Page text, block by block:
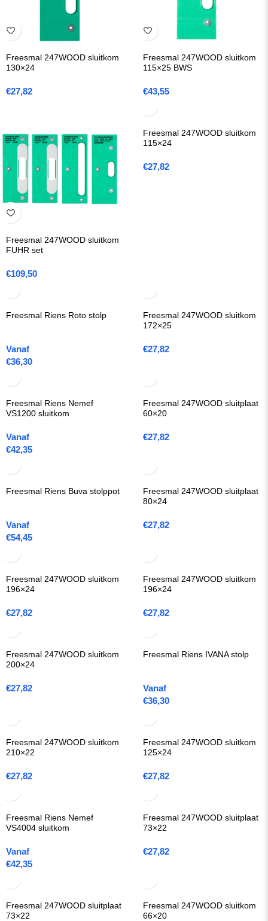
Freesmal 247WOOD sluitkom
130×24
€27,82
Freesmal 247WOOD sluitkom
115×25 BWS
€43,55
Freesmal 247WOOD sluitkom
FUHR set
€109,50
Freesmal 247WOOD sluitkom
115×24
€27,82
Freesmal Riens Roto stolp
Vanaf
€36,30
Freesmal 247WOOD sluitkom
172×25
€27,82
Freesmal Riens Nemef
VS1200 sluitkom
Vanaf
€42,35
Freesmal 247WOOD sluitplaat
60×20
€27,82
Freesmal Riens Buva stolppot
Vanaf
€54,45
Freesmal 247WOOD sluitplaat
80×24
€27,82
Freesmal 247WOOD sluitkom
196×24
€27,82
Freesmal 247WOOD sluitkom
196×24
€27,82
Freesmal 247WOOD sluitkom
200×24
€27,82
Freesmal Riens IVANA stolp
Vanaf
€36,30
Freesmal 247WOOD sluitkom
210×22
€27,82
Freesmal 247WOOD sluitkom
125×24
€27,82
Freesmal Riens Nemef
VS4004 sluitkom
Vanaf
€42,35
Freesmal 247WOOD sluitplaat
73×22
€27,82
Freesmal 247WOOD sluitplaat
73×22
Freesmal 247WOOD sluitkom
66×20